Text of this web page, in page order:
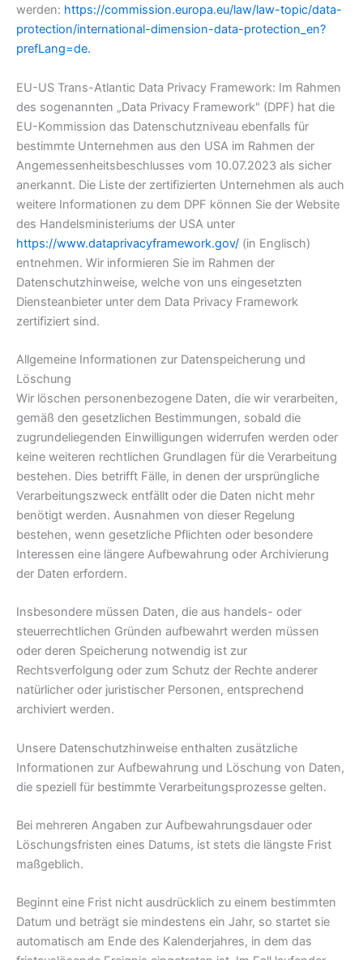
werden: https://commission.europa.eu/law/law-topic/data-
protection/international-dimension-data-protection_en?
prefLang=de.
EU-US Trans-Atlantic Data Privacy Framework: Im Rahmen
des sogenannten „Data Privacy Framework" (DPF) hat die
EU-Kommission das Datenschutzniveau ebenfalls für
bestimmte Unternehmen aus den USA im Rahmen der
Angemessenheitsbeschlusses vom 10.07.2023 als sicher
anerkannt. Die Liste der zertifizierten Unternehmen als auch
weitere Informationen zu dem DPF können Sie der Website
des Handelsministeriums der USA unter
https://www.dataprivacyframework.gov/ (in Englisch)
entnehmen. Wir informieren Sie im Rahmen der
Datenschutzhinweise, welche von uns eingesetzten
Diensteanbieter unter dem Data Privacy Framework
zertifiziert sind.
Allgemeine Informationen zur Datenspeicherung und
Löschung
Wir löschen personenbezogene Daten, die wir verarbeiten,
gemäß den gesetzlichen Bestimmungen, sobald die
zugrundeliegenden Einwilligungen widerrufen werden oder
keine weiteren rechtlichen Grundlagen für die Verarbeitung
bestehen. Dies betrifft Fälle, in denen der ursprüngliche
Verarbeitungszweck entfällt oder die Daten nicht mehr
benötigt werden. Ausnahmen von dieser Regelung
bestehen, wenn gesetzliche Pflichten oder besondere
Interessen eine längere Aufbewahrung oder Archivierung
der Daten erfordern.
Insbesondere müssen Daten, die aus handels- oder
steuerrechtlichen Gründen aufbewahrt werden müssen
oder deren Speicherung notwendig ist zur
Rechtsverfolgung oder zum Schutz der Rechte anderer
natürlicher oder juristischer Personen, entsprechend
archiviert werden.
Unsere Datenschutzhinweise enthalten zusätzliche
Informationen zur Aufbewahrung und Löschung von Daten,
die speziell für bestimmte Verarbeitungsprozesse gelten.
Bei mehreren Angaben zur Aufbewahrungsdauer oder
Löschungsfristen eines Datums, ist stets die längste Frist
maßgeblich.
Beginnt eine Frist nicht ausdrücklich zu einem bestimmten
Datum und beträgt sie mindestens ein Jahr, so startet sie
automatisch am Ende des Kalenderjahres, in dem das